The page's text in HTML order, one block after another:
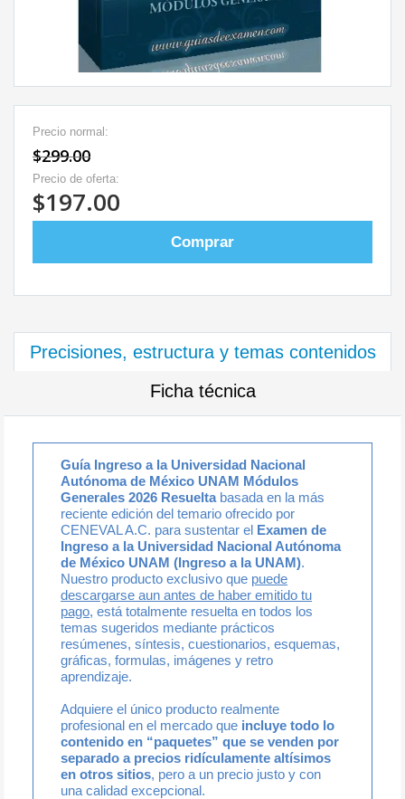
Precio normal:
$299.00
Precio de oferta:
$197.00
Comprar
Precisiones, estructura y temas contenidos
Ficha técnica
Guía Ingreso a la Universidad Nacional
Autónoma de México UNAM Módulos
Generales 2026 Resueltabasada en la más
reciente edición del temario ofrecido por
CENEVAL A.C. para sustentar el Examen de
Ingreso a la Universidad Nacional Autónoma
de México UNAM (Ingreso a la UNAM).
Nuestro producto exclusivo que puede
descargarse aun antes de haber emitido tu
pago, está totalmente resuelta en todos los
temas sugeridos mediante prácticos
resúmenes, síntesis, cuestionarios, esquemas,
gráficas, formulas, imágenes y retro
aprendizaje.
Adquiere el único producto realmente
profesional en el mercado que incluye todo lo
contenido en “paquetes” que se venden por
separado a precios ridículamente altísimos
en otros sitios, pero a un precio justo y con
una calidad excepcional.